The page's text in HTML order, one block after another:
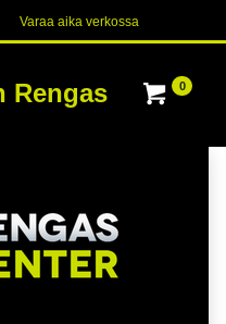
Varaa aika verk​​​​ossa
Rengas 0